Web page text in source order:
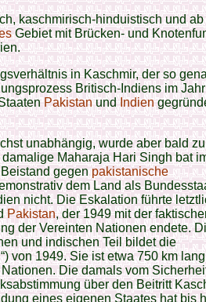
kaschmirisch-hinduistisch und ab
Gebiet mit Brücken- und
in Kaschmir, der so
Britisch-Indiens im Jahr
PakistanundIndien
unabhängig, wurde aber bald zu
Maharaja Hari Singh bat
gegenpakistanische
dem Land als
nicht. Die Eskalation führte
Pakistan, der 1949 mit der
der Vereinten Nationen endete.
und indischen Teil bildet die
von 1949. Sie ist etwa 750 km
Die damals vom
über den Beitritt
eines eigenen Staates hat bis